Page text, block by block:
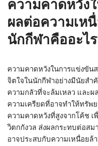
ความคาดหวัง
ผลต่อความเห
นักกีฬาคืออะไ
ความคาดหวังในการแข่งขัน
จิตใจในนักกีฬาอย่างมีนัยสำ
ความกลัวที่จะล้มเหลว และผ
ความเครียดที่อาจทำให้ทรัพ
ความคาดหวังที่สูงจากโค้ช เ
วิตกกังวล ส่งผลกระทบต่อส
อาจประสบกับความเหนื่อยล้